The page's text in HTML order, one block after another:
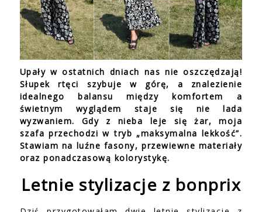
Upały w ostatnich dniach nas nie oszczędzają!
Słupek rtęci szybuje w górę, a znalezienie
idealnego balansu między komfortem a
świetnym wyglądem staje się nie lada
wyzwaniem. Gdy z nieba leje się żar, moja
szafa przechodzi w tryb „maksymalna lekkość”.
Stawiam na luźne fasony, przewiewne materiały
oraz ponadczasową kolorystykę.
Letnie stylizacje z bonprix